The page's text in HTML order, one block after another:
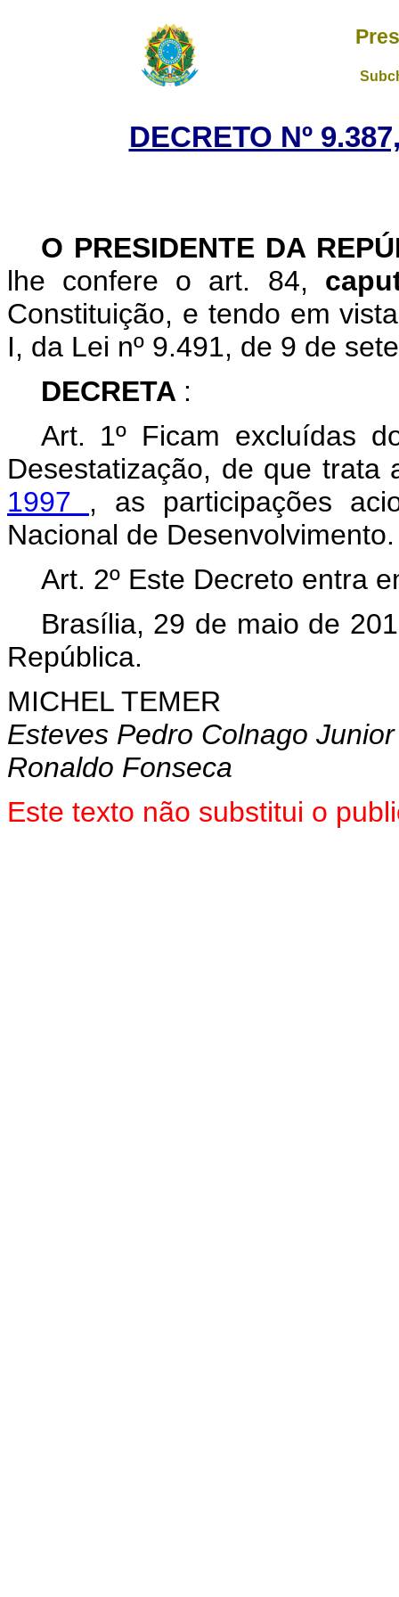
DECRETO Nº
O PRESIDENTE DA
lhe confere o art. 84,
Constituição, e tendo em
I, da Lei nº 9.491, de 9 de
DECRETA :
Art. 1º Ficam excluídas
Desestatização, de que trata
1997 , as participações
Nacional de Desenvolvimento.
Art. 2º Este Decreto entra
Brasília, 29 de maio de
República.
MICHEL TEMER
Esteves Pedro Colnago Junior
Ronaldo Fonseca
Este texto não substitui o